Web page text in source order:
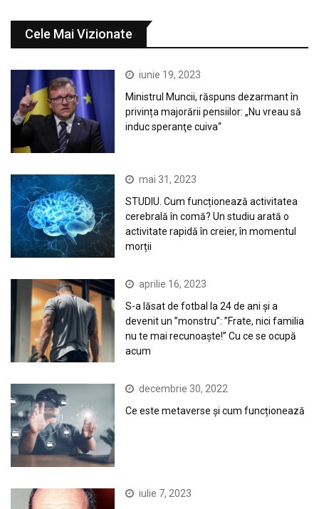
Cele Mai Vizionate
iunie 19, 2023
Ministrul Muncii, răspuns dezarmant în
privința majorării pensiilor: „Nu vreau să
induc speranţe cuiva“
mai 31, 2023
STUDIU. Cum funcționează activitatea
cerebrală în comă? Un studiu arată o
activitate rapidă în creier, în momentul
morții
aprilie 16, 2023
S-a lăsat de fotbal la 24 de ani și a
devenit un ”monstru”: ”Frate, nici familia
nu te mai recunoaște!” Cu ce se ocupă
acum
decembrie 30, 2022
Ce este metaverse și cum funcționează
iulie 7, 2023